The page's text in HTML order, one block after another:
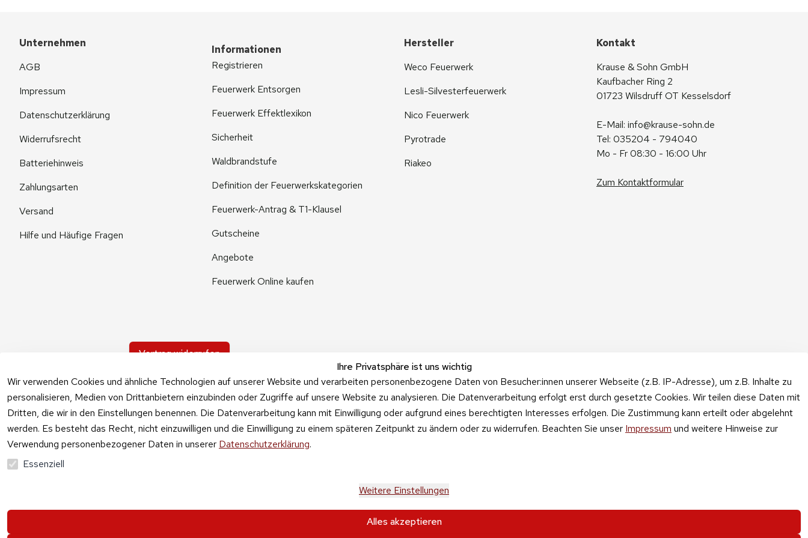
Ihre Privatsphäre ist uns wichtig
Wir verwenden Cookies und ähnliche Technologien auf unserer Website und verarbeiten personenbezogene Daten von Besucher:innen unserer Webseite (z.B. IP-Adresse), um z.B. Inhalte zu
personalisieren, Medien von Drittanbietern einzubinden oder Zugriffe auf unsere Website zu analysieren. Die Datenverarbeitung erfolgt erst durch gesetzte Cookies. Wir teilen diese Daten mit
Dritten, die wir in den Einstellungen benennen. Die Datenverarbeitung kann mit Einwilligung oder aufgrund eines berechtigten Interesses erfolgen. Die Zustimmung kann erteilt oder abgelehnt
werden. Es besteht das Recht, nicht einzuwilligen und die Einwilligung zu einem späteren Zeitpunkt zu ändern oder zu widerrufen. Beachten Sie unser Impressum und weitere Hinweise zur
Verwendung personenbezogener Daten in unserer Datenschutzerklärung.
Essenziell
Weitere Einstellungen
Alles akzeptieren
Unternehmen
AGB
Impressum
Datenschutzerklärung
Widerrufsrecht
Batteriehinweis
Zahlungsarten
Versand
Hilfe und Häufige Fragen
Informationen
Registrieren
Feuerwerk Entsorgen
Feuerwerk Effektlexikon
Sicherheit
Waldbrandstufe
Definition der Feuerwerkskategorien
Feuerwerk-Antrag & T1-Klausel
Gutscheine
Angebote
Feuerwerk Online kaufen
Hersteller
Weco Feuerwerk
Lesli-Silvesterfeuerwerk
Nico Feuerwerk
Pyrotrade
Riakeo
Kontakt
Krause & Sohn GmbH
Kaufbacher Ring 2
01723 Wilsdruff OT Kesselsdorf
E-Mail: info@krause-sohn.de
Tel: 035204 - 794040
Mo - Fr 08:30 - 16:00 Uhr
Zum Kontaktformular
Vertrag widerrufen